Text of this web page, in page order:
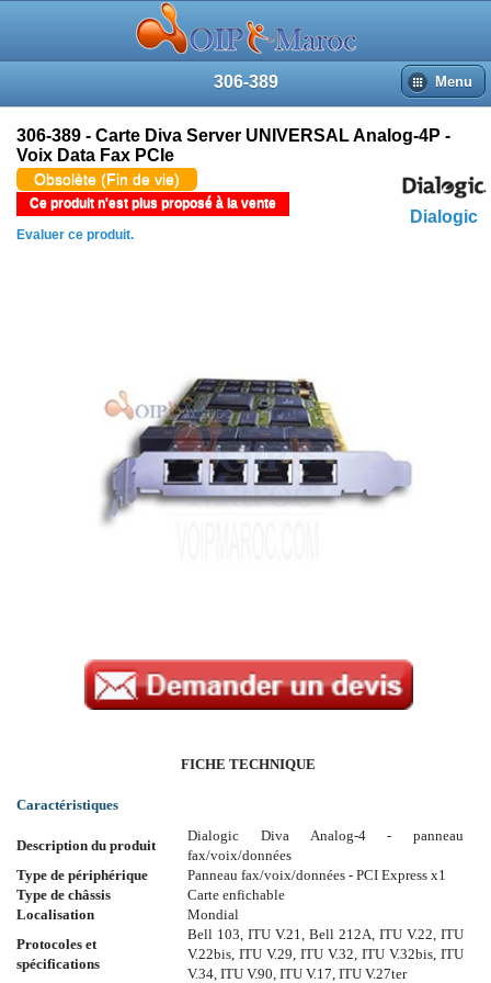
306-389 Menu
Dialogic
306-389 - Carte Diva Server UNIVERSAL Analog-4P -
Voix Data Fax PCIe
Obsolète (Fin de vie)
Ce produit n'est plus proposé à la vente
Evaluer ce produit.
FICHE TECHNIQUE
Caractéristiques
Description du produit
Dialogic Diva Analog-4 - panneau
fax/voix/données
Type de périphérique
Panneau fax/voix/données - PCI Express x1
Type de châssis
Carte enfichable
Localisation
Mondial
Protocoles et
spécifications
Bell 103, ITU V.21, Bell 212A, ITU V.22, ITU
V.22bis, ITU V.29, ITU V.32, ITU V.32bis, ITU
V.34, ITU V.90, ITU V.17, ITU V.27ter